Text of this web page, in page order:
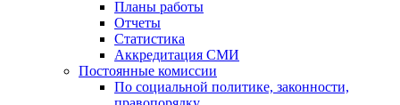
Планы работы
Отчеты
Статистика
Аккредитация СМИ
Постоянные комиссии
По социальной политике, законности,